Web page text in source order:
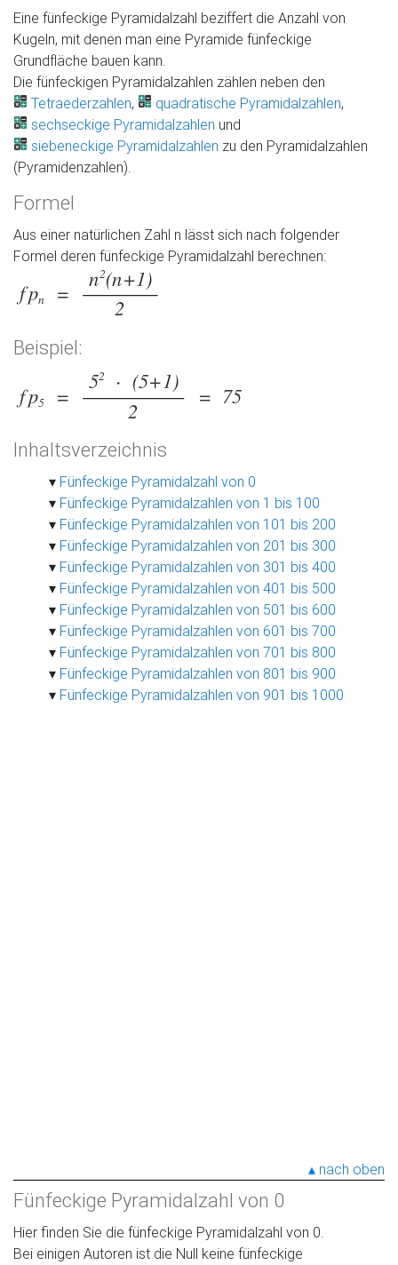
Eine fünfeckige Pyramidalzahl beziffert die Anzahl von
Kugeln, mit denen man eine Pyramide fünfeckige
Grundfläche bauen kann.
Die fünfeckigen Pyramidalzahlen zählen neben den
Tetraederzahlen, quadratische Pyramidalzahlen,
sechseckige Pyramidalzahlen und
siebeneckige Pyramidalzahlen zu den Pyramidalzahlen
(Pyramidenzahlen).
Formel
Aus einer natürlichen Zahl n lässt sich nach folgender
Formel deren fünfeckige Pyramidalzahl berechnen:
Beispiel:
Inhaltsverzeichnis
Fünfeckige Pyramidalzahl von 0
Fünfeckige Pyramidalzahlen von 1 bis 100
Fünfeckige Pyramidalzahlen von 101 bis 200
Fünfeckige Pyramidalzahlen von 201 bis 300
Fünfeckige Pyramidalzahlen von 301 bis 400
Fünfeckige Pyramidalzahlen von 401 bis 500
Fünfeckige Pyramidalzahlen von 501 bis 600
Fünfeckige Pyramidalzahlen von 601 bis 700
Fünfeckige Pyramidalzahlen von 701 bis 800
Fünfeckige Pyramidalzahlen von 801 bis 900
Fünfeckige Pyramidalzahlen von 901 bis 1000
nach oben
Fünfeckige Pyramidalzahl von 0
Hier finden Sie die fünfeckige Pyramidalzahl von 0.
Bei einigen Autoren ist die Null keine fünfeckige